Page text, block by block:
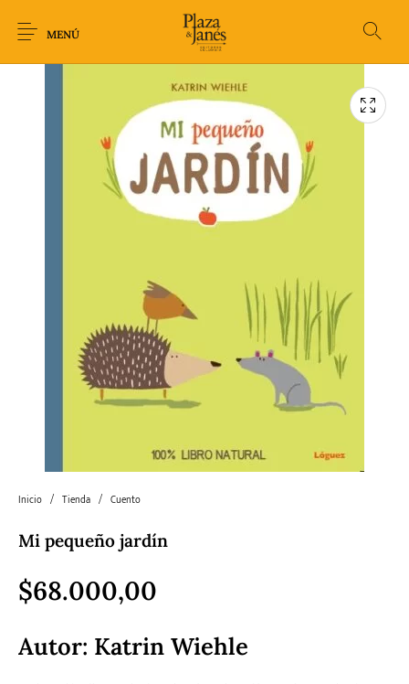
MENÚ
Arte
Crimen Thriller Cuento
Ficción Filosofía Gastronomía
Historia Horror
Humor gráfico-
Comic
Literatura infantil
Literatura
universal y Clásicos
Pedagogía Poesía
Política Sagas
Inicio / Tienda / Cuento
Mi pequeño jardín
$68.000,00
Autor: Katrin Wiehle